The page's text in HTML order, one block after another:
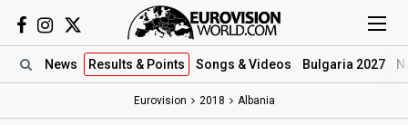
News Results & Points Songs & Videos Bulgaria 2027
Eurovision 2018 Albania